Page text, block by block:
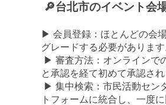
🔎台北市のイベント会
▶ 会員登録：ほとんどの会
グレードする必要があります
▶ 審査方法：オンラインで
と承認を経て初めて承認され
▶ 集中検索：市民活動セン
トフォームに統合し、一度